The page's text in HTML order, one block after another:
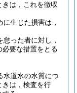
は，これを徴収
生じた損害は，
った者に対し，
要な措置をとる
水道水の水質につ
きは，検査を行